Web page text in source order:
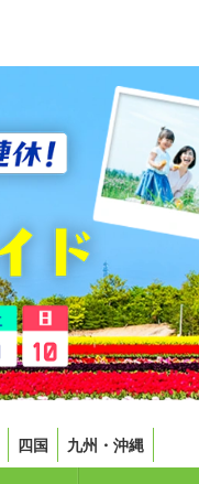
四国 九州・沖縄